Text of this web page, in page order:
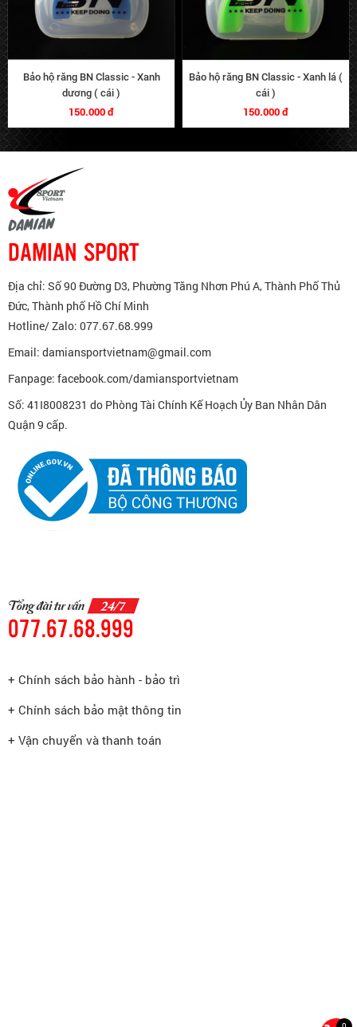
Bảo hộ răng BN Classic - Xanh
dương ( cái )
150.000 đ
Bảo hộ răng BN Classic - Xanh lá (
cái )
150.000 đ
DAMIAN SPORT
Địa chỉ: Số 90 Đường D3, Phường Tăng Nhơn Phú A, Thành Phố Thủ
Đức, Thành phố Hồ Chí Minh
Hotline/ Zalo: 077.67.68.999
Email: damiansportvietnam@gmail.com
Fanpage: facebook.com/damiansportvietnam
Số: 41I8008231 do Phòng Tài Chính Kế Hoạch Ủy Ban Nhân Dân
Quận 9 cấp.
077.67.68.999
+ Chính sách bảo hành - bảo trì
+ Chính sách bảo mật thông tin
+ Vận chuyển và thanh toán